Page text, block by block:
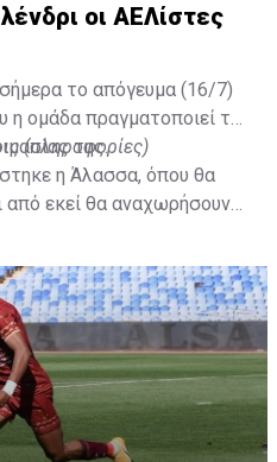
οι ΑΕΛίστες
το απόγευμα (16/7)
η ομάδα πραγματοποιεί το
της.
(πληροφορίες)
η Άλασσα, όπου θα
από εκεί θα αναχωρήσουν